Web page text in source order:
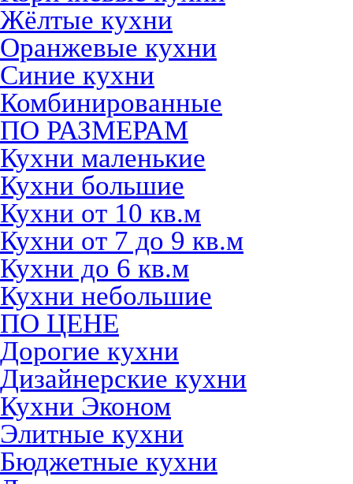
Жёлтые кухни
Оранжевые кухни
Синие кухни
Комбинированные
ПО РАЗМЕРАМ
Кухни маленькие
Кухни большие
Кухни от 10 кв.м
Кухни от 7 до 9 кв.м
Кухни до 6 кв.м
Кухни небольшие
ПО ЦЕНЕ
Дорогие кухни
Дизайнерские кухни
Кухни Эконом
Элитные кухни
Бюджетные кухни